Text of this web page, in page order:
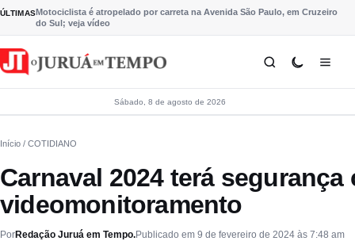
Pular para o conteúdo
ÚLTIMASMotociclista é atropelado por carreta na Avenida São Paulo, em Cruzeiro
do Sul; veja vídeo
Sábado, 8 de agosto de 2026
Início / COTIDIANO
Carnaval 2024 terá
videomonitoramento
PorRedação Juruá em Tempo.Publicado em 9 de fevereiro de 2024 às 7:48 am